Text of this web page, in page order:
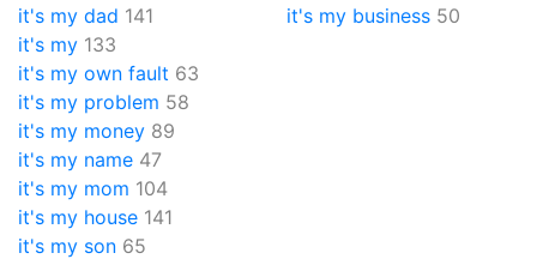
it's my dad 141
it's my business 50
it's my 133
it's my own fault 63
it's my problem 58
it's my money 89
it's my name 47
it's my mom 104
it's my house 141
it's my son 65